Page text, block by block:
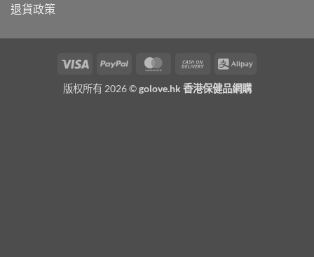
退貨政策
Visa PayPal MasterCardCash
Delivery
Alipay
版权所有 2026 ©golove.hk 香港保健品網購